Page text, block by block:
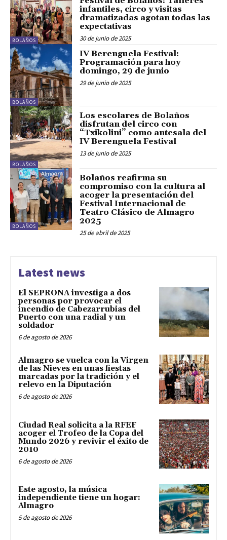
BOLAÑOS
infantiles, circo y visitas
dramatizadas agotan todas las
expectativas
30 de junio de 2025
BOLAÑOS
IV Berenguela Festival:
Programación para hoy
domingo, 29 de junio
29 de junio de 2025
BOLAÑOS
Los escolares de Bolaños
disfrutan del circo con
“Txikolini” como antesala del
IV Berenguela Festival
13 de junio de 2025
BOLAÑOS
Bolaños reafirma su
compromiso con la cultura al
acoger la presentación del
Festival Internacional de
Teatro Clásico de Almagro
2025
25 de abril de 2025
Latest news
El SEPRONA investiga a dos
personas por provocar el
incendio de Cabezarrubias del
Puerto con una radial y un
soldador
6 de agosto de 2026
Almagro se vuelca con la Virgen
de las Nieves en unas fiestas
marcadas por la tradición y el
relevo en la Diputación
6 de agosto de 2026
Ciudad Real solicita a la RFEF
acoger el Trofeo de la Copa del
Mundo 2026 y revivir el éxito de
2010
6 de agosto de 2026
Este agosto, la música
independiente tiene un hogar:
Almagro
5 de agosto de 2026